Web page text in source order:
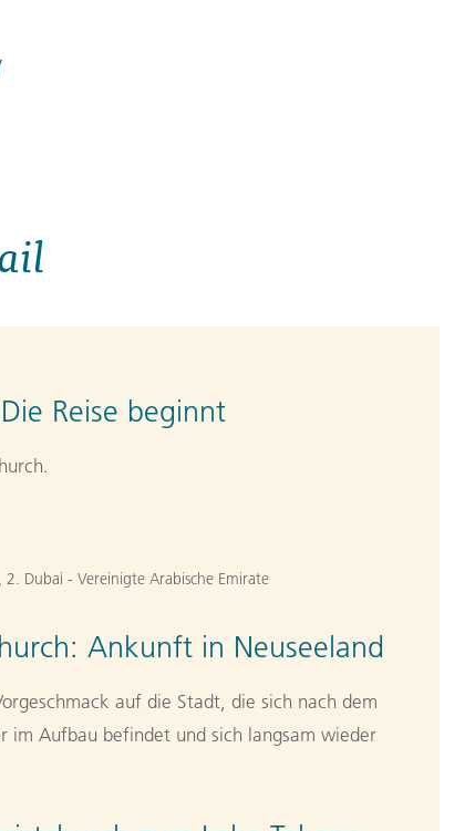
Die Reise beginnt
, 2. Dubai - Vereinigte Arabische Emirate
Ankunft in Neuseeland
auf die Stadt, die sich nach dem
im Aufbau befindet und sich langsam wieder